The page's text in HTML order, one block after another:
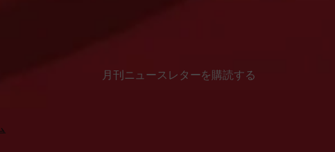
月刊ニュースレターを購読する